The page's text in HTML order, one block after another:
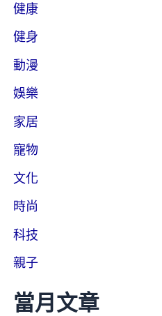
健康
健身
動漫
娛樂
家居
寵物
文化
時尚
科技
親子
當月文章